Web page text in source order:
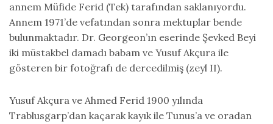
annem Müfide Ferid (Tek) tarafından saklanıyordu.
Annem 1971’de vefatından sonra mektuplar bende
bulunmaktadır. Dr. Georgeon’ın eserinde Şevked Beyi
iki müstakbel damadı babam ve Yusuf Akçura ile
gösteren bir fotoğrafı de dercedilmiş (zeyl II).
Yusuf Akçura ve Ahmed Ferid 1900 yılında
Trablusgarp’dan kaçarak kayık ile Tunus’a ve oradan